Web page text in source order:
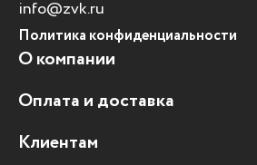
info@zvk.ru
Политика конфиденциальности
О компании
Наши клиенты
Отзывы клиентов
Оплата и доставка
Оплата и доставка
Клиентам